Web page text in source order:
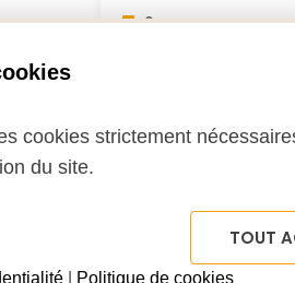
0
Générales de Vente (CGV)
cookies strictement
du site.
TOUT
Politique de cookies